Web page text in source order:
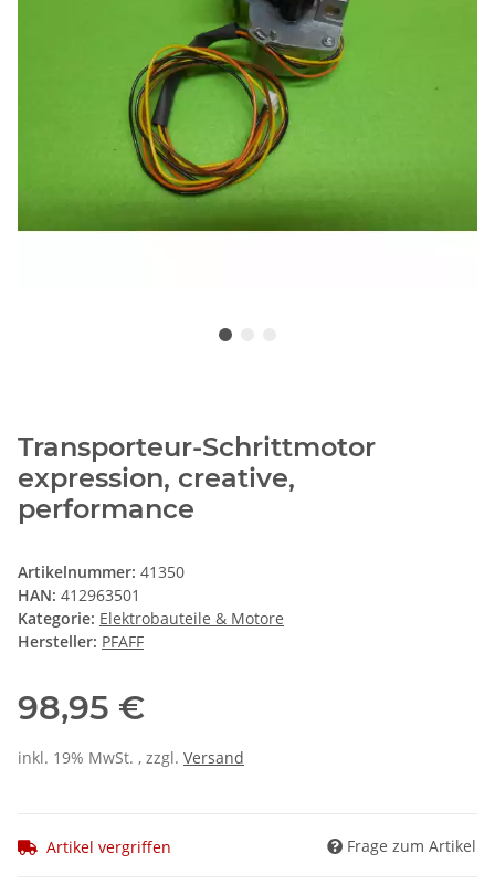
Transporteur-Schrittmotor
expression, creative,
performance
Artikelnummer: 41350
HAN: 412963501
Kategorie: Elektrobauteile & Motore
Hersteller: PFAFF
98,95 €
inkl. 19% MwSt. , zzgl. Versand
Artikel vergriffen Frage zum Artikel